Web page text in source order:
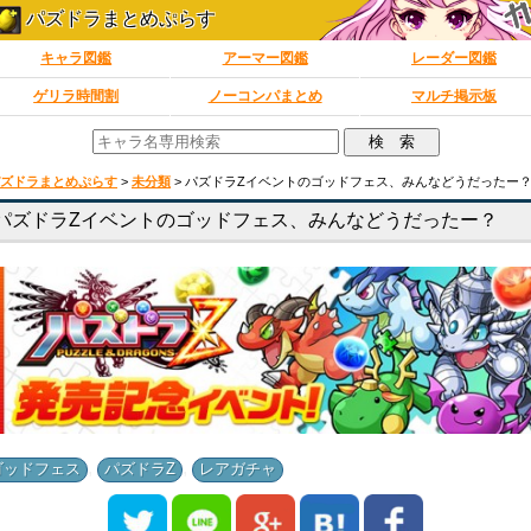
パズドラまとめぷらす
キャラ図鑑 アーマー図鑑 レーダー図鑑
ゲリラ時間割 ノーコンパまとめ マルチ掲示板
ドラまとめぷらす > 未分類 > パズドラZイベントのゴッドフェス、みんなどうだったー？
ズドラZイベントのゴッドフェス、みんなどうだったー？
ッドフェス パズドラZ レアガチャ